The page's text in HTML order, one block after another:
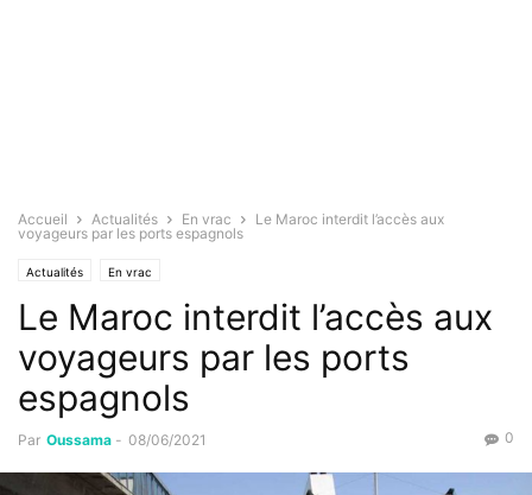
Accueil Actualités En vrac
Le Maroc interdit l’accès aux
voyageurs par les ports espagnols
Actualités En vrac
Le Maroc interdit l’accès aux
voyageurs par les ports
espagnols
Par Oussama - 08/06/2021 0